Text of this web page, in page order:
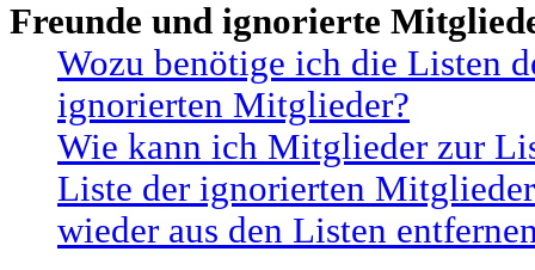
Freunde und ignorierte
Wozu benötige ich die Listen
ignorierten Mitglieder?
Wie kann ich Mitglieder zur
Liste der ignorierten
wieder aus den Listen